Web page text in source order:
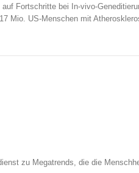
Fortschritte bei In-vivo-
Mio. US-Menschen mit
zu Megatrends, die die